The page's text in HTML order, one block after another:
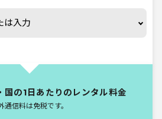
は入力
国の1日あたりのレンタル料金
通信料は免税です。